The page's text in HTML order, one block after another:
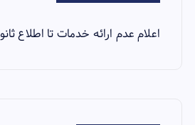
اعلام عدم ارائه خدمات تا اطلاع